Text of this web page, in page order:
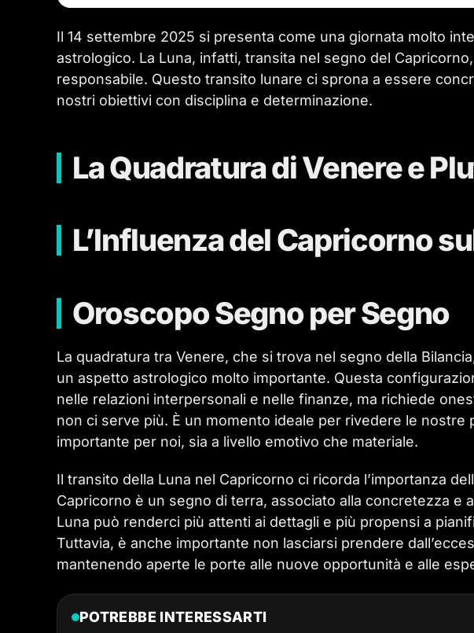
Il 14 settembre 2025 si presenta come una giornata molto
astrologico. La Luna, infatti, transita nel segno del
responsabile. Questo transito lunare ci sprona a essere
nostri obiettivi con disciplina e determinazione.
La Quadratura di Venere e
L’Influenza del Capricorno
Oroscopo Segno per Segno
La quadratura tra Venere, che si trova nel segno della
un aspetto astrologico molto importante. Questa
nelle relazioni interpersonali e nelle finanze, ma richiede
non ci serve più. È un momento ideale per rivedere le
importante per noi, sia a livello emotivo che materiale.
Il transito della Luna nel Capricorno ci ricorda l’importanza
Capricorno è un segno di terra, associato alla concretezza e
Luna può renderci più attenti ai dettagli e più propensi a
Tuttavia, è anche importante non lasciarsi prendere
mantenendo aperte le porte alle nuove opportunità e alle
POTREBBE INTERESSARTI